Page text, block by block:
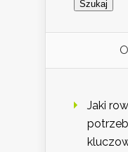
Jaki